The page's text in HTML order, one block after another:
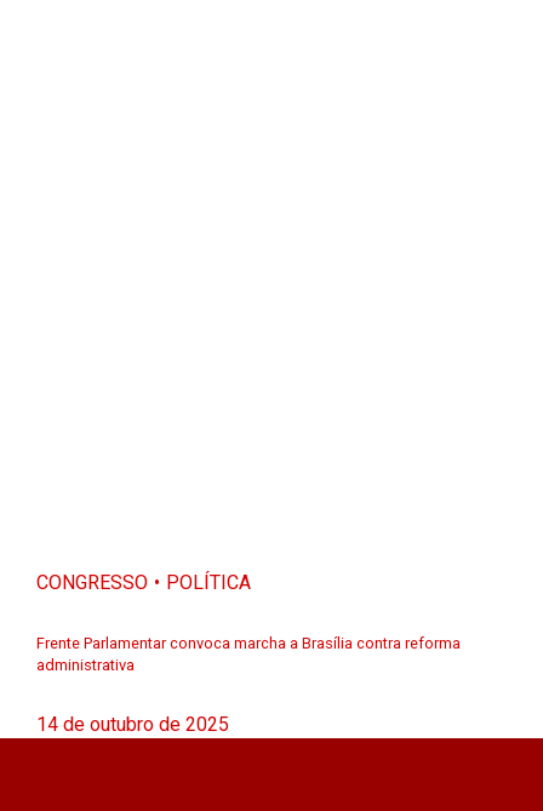
CONGRESSO POLÍTICA
Frente Parlamentar convoca marcha a Brasília contra reforma
administrativa
14 de outubro de 2025